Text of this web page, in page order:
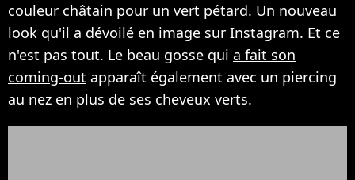
couleur châtain pour un vert pétard. Un nouveau
look qu'il a dévoilé en image sur Instagram. Et ce
n'est pas tout. Le beau gosse qui a fait son
coming-out apparaît également avec un piercing
au nez en plus de ses cheveux verts.